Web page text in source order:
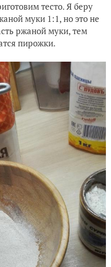
тесто. Я беру
муки 1:1, но это не
ржаной муки, тем
пирожки.